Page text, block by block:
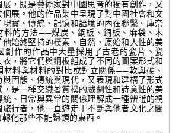
，既是藝術家對中國思考的獨有創作，又
個展。他的作品集中呈現了對中國社會和文
現實、傳統、記憶和語境的內在聯繫。庫奈
料的方法——煤炭、鋼板、銅板、麻袋、木
他始終堅持的樸素、自然、原始和人性的美
創作的作品中大量採用了古老的瓷片、瓷
，將它們與鋼板組成了不同的圖案形式和
材料與材料的對比或對立關係——軟與硬、
與固態、傳統與現代，又表現和建構了形式
，是一種交織著質樸的戲劇性和詩意性的美
統、日常與異常的關係理解成一種辨證的視
旅行者，他一直遊走于不斷與他者文化之間
化那些不能歸類的東西。